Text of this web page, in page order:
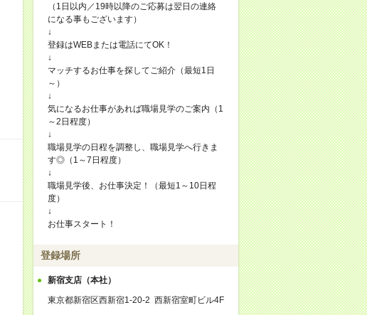
（1日以内／19時以降のご応募は翌日の連絡
になる事もございます）
↓
登録はWEBまたは電話にてOK！
↓
マッチするお仕事を探してご紹介（最短1日
～）
↓
気になるお仕事があれば職場見学のご案内（1
～2日程度）
↓
職場見学の日程を調整し、職場見学へ行きま
す◎（1～7日程度）
↓
職場見学後、お仕事決定！（最短1～10日程
度）
↓
お仕事スタート！
登録場所
新宿支店（本社）
東京都新宿区西新宿1-20-2 西新宿室町ビル4F